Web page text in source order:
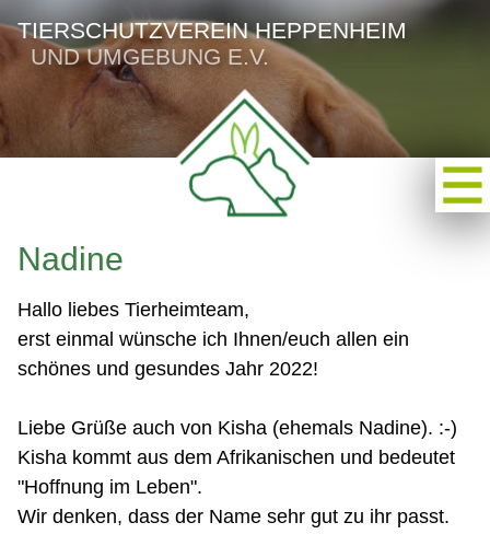
TIERSCHUTZVEREIN HEPPENHEIM
UND UMGEBUNG E.V.
Nadine
Hallo liebes Tierheimteam,
erst einmal wünsche ich Ihnen/euch allen ein
schönes und gesundes Jahr 2022!
Liebe Grüße auch von Kisha (ehemals Nadine). :-)
Kisha kommt aus dem Afrikanischen und bedeutet
"Hoffnung im Leben".
Wir denken, dass der Name sehr gut zu ihr passt.